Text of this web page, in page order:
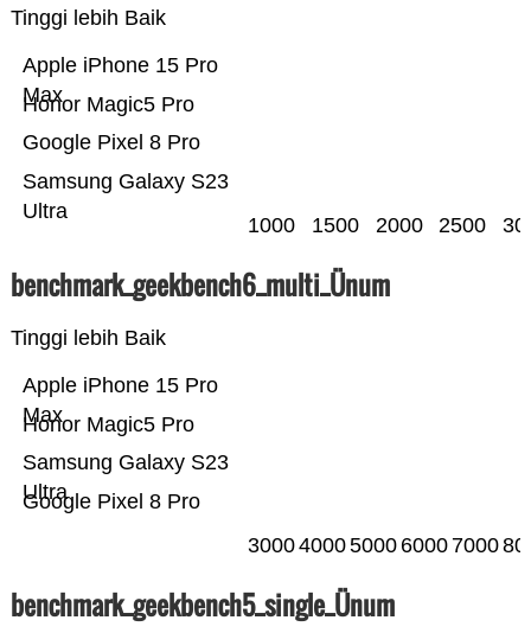
Tinggi lebih Baik
Samsung Galaxy S23
Ultra
Google Pixel 8 Pro
Honor Magic5 Pro
Apple iPhone 15 Pro
Max
1000 1500 2000 2500
benchmark_geekbench6_multi_Ünum
Tinggi lebih Baik
Google Pixel 8 Pro
Samsung Galaxy S23
Ultra
Honor Magic5 Pro
Apple iPhone 15 Pro
Max
300040005000 6000 7000
benchmark_geekbench5_single_Ünum